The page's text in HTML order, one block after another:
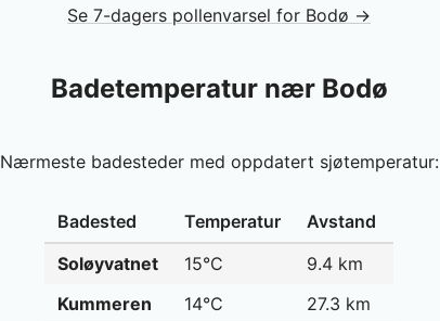
Se 7-dagers pollenvarsel for Bodø →
Badetemperatur nær Bodø
Nærmeste badesteder med oppdatert sjøtemperatur:
Badested Temperatur
Avstand
Soløyvatnet
15°C
9.4 km
Kummeren
14°C
27.3 km